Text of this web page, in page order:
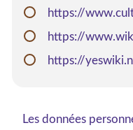
https://
https://
https://
Les données